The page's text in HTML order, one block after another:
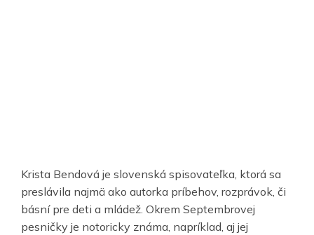
Krista Bendová je slovenská spisovateľka, ktorá sa
preslávila najmä ako autorka príbehov, rozprávok, či
básní pre deti a mládež. Okrem Septembrovej
pesničky je notoricky známa, napríklad, aj jej